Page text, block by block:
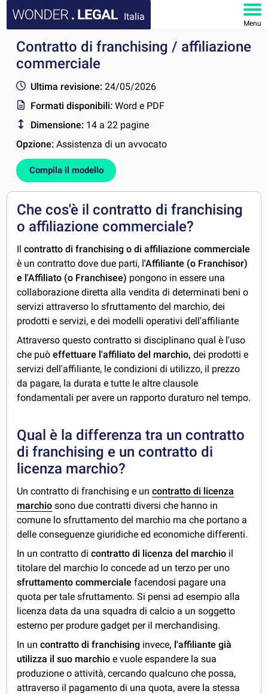
Italia
Menu
HOMEPAGE
FAQ
IL MIO ACCOUNT
Contratto di franchising / affiliazione
commerciale
Ultima revisione: 24/05/2026
Formati disponibili:Word e PDF
Dimensione: 14 a 22 pagine
Opzione:Assistenza di un avvocato
Compila il modello
Che cos'è il contratto di franchising
o affiliazione commerciale?
Ilcontratto di franchising o di affiliazione commerciale
è un contratto dove due parti, l'Affiliante (o Franchisor)
e l'Affiliato (o Franchisee) pongono in essere una
collaborazione diretta alla vendita di determinati beni o
servizi attraverso lo sfruttamento del marchio, dei
prodotti e servizi, e dei modelli operativi dell'affiliante
Attraverso questo contratto si disciplinano qual è l'uso
che puòeffettuare l'affiliato del marchio, dei prodotti e
servizi dell'affiliante, le condizioni di utilizzo, il prezzo
da pagare, la durata e tutte le altre clausole
fondamentali per avere un rapporto duraturo nel tempo.
Qual è la differenza tra un contratto
di franchising e un contratto di
licenza marchio?
Un contratto di franchising e uncontratto di licenza
marchio sono due contratti diversi che hanno in
comune lo sfruttamento del marchio ma che portano a
delle conseguenze giuridiche ed economiche differenti.
In un contratto dicontratto di licenza del marchio il
titolare del marchio lo concede ad un terzo per uno
sfruttamento commerciale facendosi pagare una
quota per tale sfruttamento. Si pensi ad esempio alla
licenza data da una squadra di calcio a un soggetto
esterno per produre gadget per il merchandising.
In uncontratto di franchising invece, l'affiliante già
utilizza il suo marchio e vuole espandere la sua
produzione o attività, cercando qualcuno che possa,
attraverso il pagamento di una quota, avere la stessa